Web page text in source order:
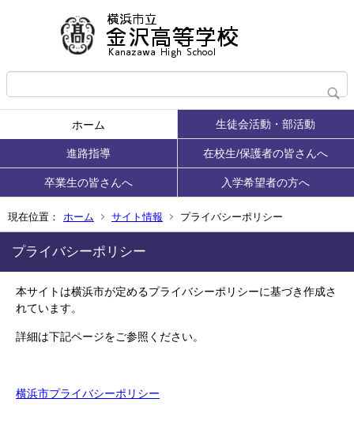
ホーム 生徒会活動・部活動
進路指導 在校生/保護者の皆さんへ
卒業生の皆さんへ 入学希望者の方へ
現在位置： ホーム サイト情報 プライバシーポリシー
プライバシーポリシー
本サイトは横浜市が定めるプライバシーポリシーに基づき作成さ
れています。
詳細は下記ページをご参照ください。
横浜市プライバシーポリシー